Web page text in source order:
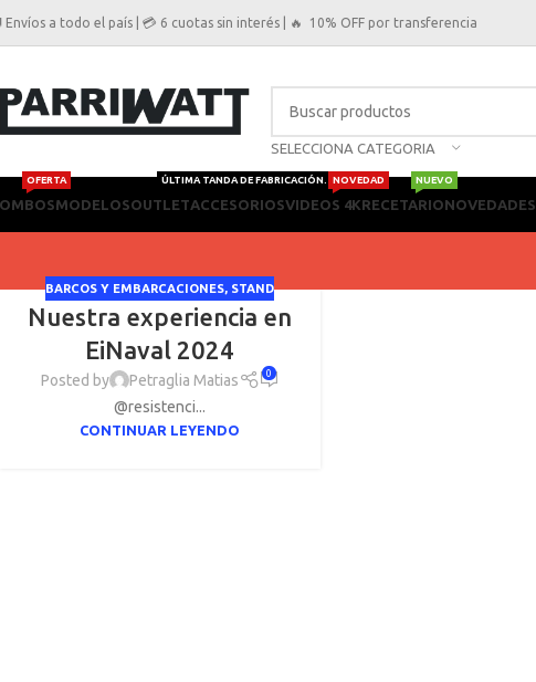
Envíos a todo el país | 💳 6 cuotas sin interés | 🔥 10% OFF por transferencia
SELECCIONA CATEGORIA
OFERTA
MODELOSOUTLET
ÚLTIMA TANDA DE FABRICACIÓN.
ACCESORIOSVIDEOS 4K
NOVEDAD
RECETARIO
NUEVO
NOVEDADES
BARCOS Y EMBARCACIONES, STAND
Nuestra experiencia en
EiNaval 2024
Posted by Petraglia Matias 0
@resistenci...
CONTINUAR LEYENDO